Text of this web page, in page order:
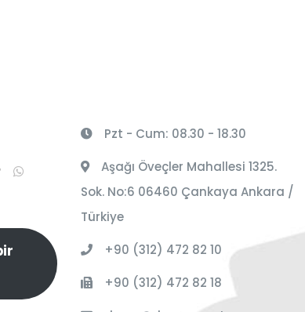
Pzt - Cum: 08.30 - 18.30
Aşağı Öveçler Mahallesi 1325.
Sok. No:6 06460 Çankaya Ankara /
Türkiye
+90 (312) 472 82 10
+90 (312) 472 82 18